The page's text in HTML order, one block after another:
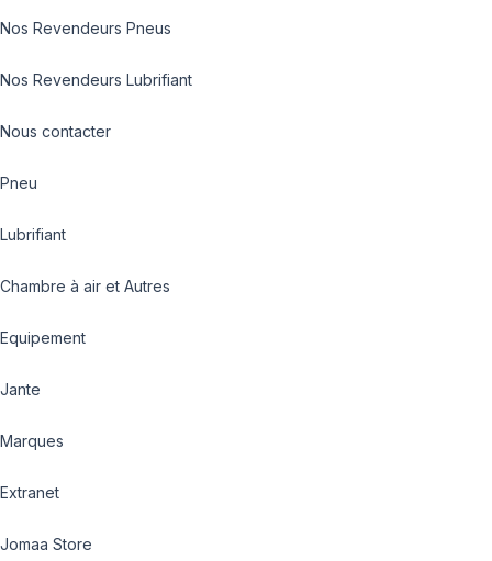
Nos Revendeurs Pneus
Nos Revendeurs Lubrifiant
Nous contacter
Pneu
Lubrifiant
Chambre à air et Autres
Equipement
Jante
Marques
Extranet
Jomaa Store